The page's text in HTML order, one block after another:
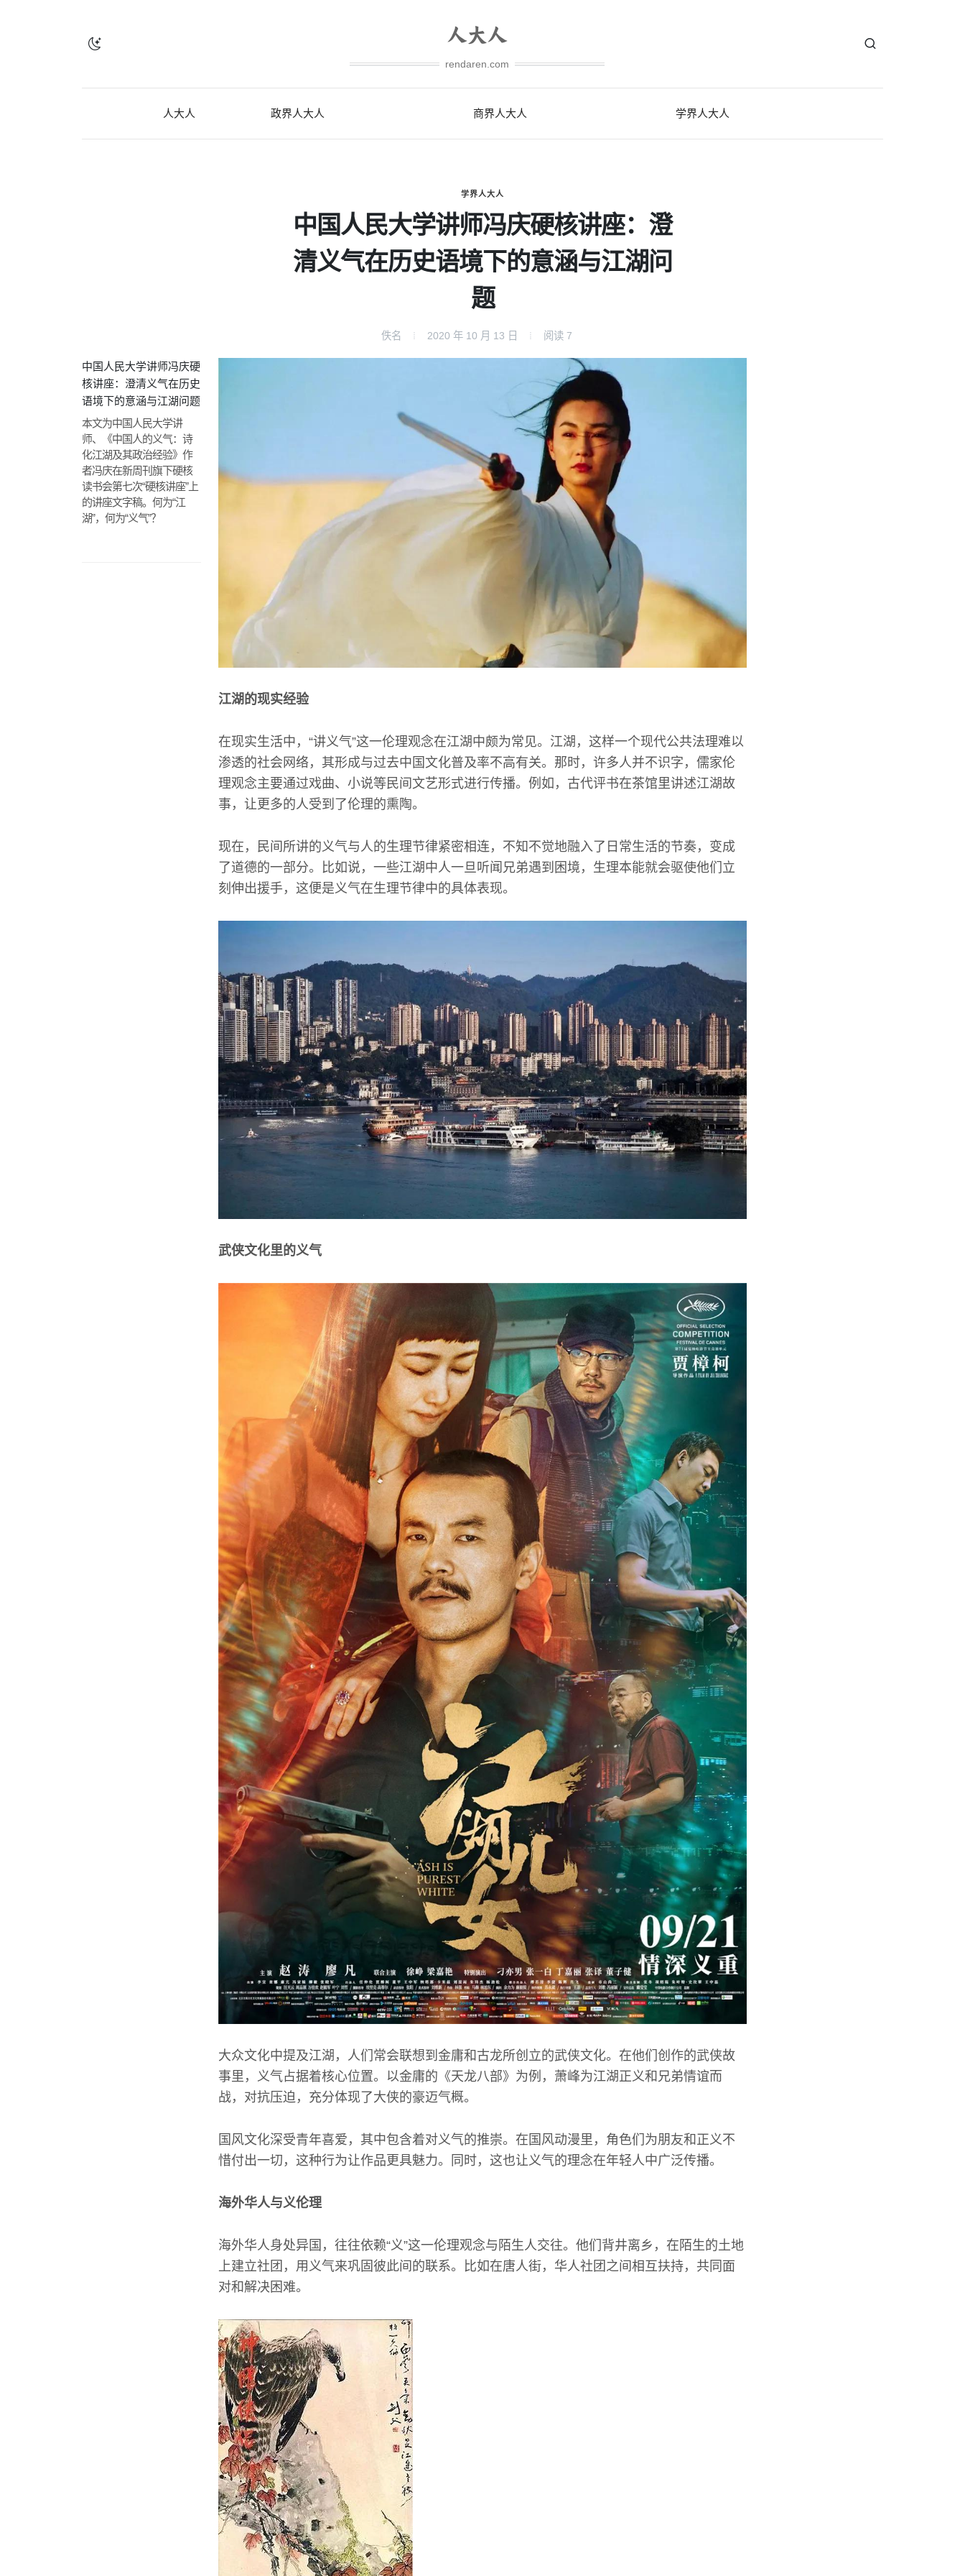
rendaren.com
人大人 政界人大人 商界人大人 学界人大人
学界人大人
中国人民大学讲师冯庆硬核讲座：澄
清义气在历史语境下的意涵与江湖问
题
佚名 2020 年 10 月 13 日 阅读 7
中国人民大学讲师冯庆硬
核讲座：澄清义气在历史
语境下的意涵与江湖问题
本文为中国人民大学讲
师、《中国人的义气：诗
化江湖及其政治经验》作
者冯庆在新周刊旗下硬核
读书会第七次“硬核讲座”上
的讲座文字稿。何为“江
湖”，何为“义气”？
江湖的现实经验
在现实生活中，“讲义气”这一伦理观念在江湖中颇为常见。江湖，这样一个现代公共法理难以
渗透的社会网络，其形成与过去中国文化普及率不高有关。那时，许多人并不识字，儒家伦
理观念主要通过戏曲、小说等民间文艺形式进行传播。例如，古代评书在茶馆里讲述江湖故
事，让更多的人受到了伦理的熏陶。
现在，民间所讲的义气与人的生理节律紧密相连，不知不觉地融入了日常生活的节奏，变成
了道德的一部分。比如说，一些江湖中人一旦听闻兄弟遇到困境，生理本能就会驱使他们立
刻伸出援手，这便是义气在生理节律中的具体表现。
武侠文化里的义气
大众文化中提及江湖，人们常会联想到金庸和古龙所创立的武侠文化。在他们创作的武侠故
事里，义气占据着核心位置。以金庸的《天龙八部》为例，萧峰为江湖正义和兄弟情谊而
战，对抗压迫，充分体现了大侠的豪迈气概。
国风文化深受青年喜爱，其中包含着对义气的推崇。在国风动漫里，角色们为朋友和正义不
惜付出一切，这种行为让作品更具魅力。同时，这也让义气的理念在年轻人中广泛传播。
海外华人与义伦理
海外华人身处异国，往往依赖“义”这一伦理观念与陌生人交往。他们背井离乡，在陌生的土地
上建立社团，用义气来巩固彼此间的联系。比如在唐人街，华人社团之间相互扶持，共同面
对和解决困难。